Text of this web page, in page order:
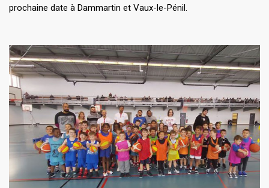
prochaine date à Dammartin et Vaux-le-Pénil.